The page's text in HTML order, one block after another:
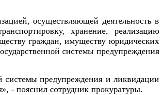
осуществляющей деятельность в
хранение, реализацию
граждан, имуществу юридических
системы предупреждения
системы предупреждения и ликвидации
- пояснил сотрудник прокуратуры.